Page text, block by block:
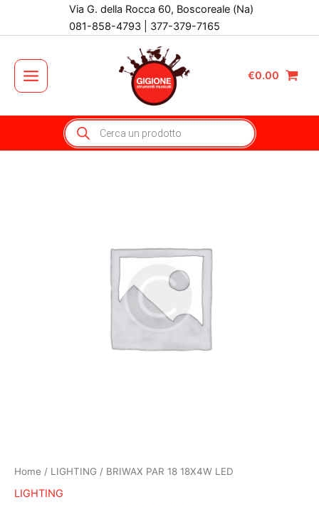
Via G. della Rocca 60, Boscoreale (Na)
081-858-4793 | 377-379-7165
Main
Menu
€0.00
Products
search
Home / LIGHTING / BRIWAX PAR 18 18X4W LED
LIGHTING